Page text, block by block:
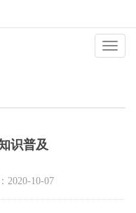
识普及
2020-10-07